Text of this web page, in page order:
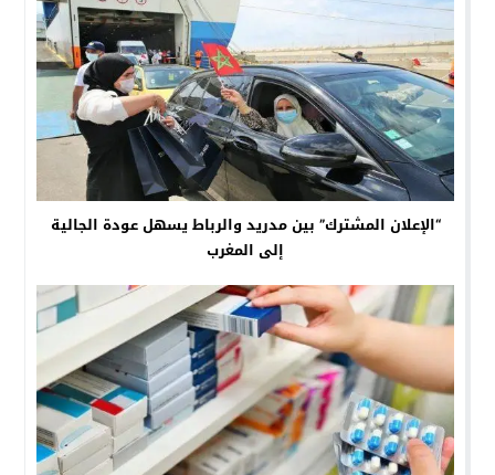
“الإعلان المشترك” بين مدريد والرباط يسهل عودة الجالية
إلى المغرب